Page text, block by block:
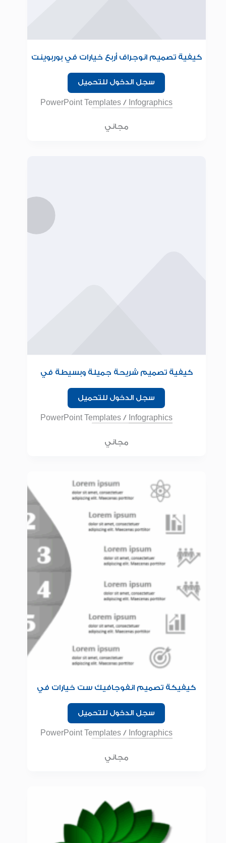
كيفية تصميم انوجراف أربع خيارات في بوربوينت
سجل الدخول للتحميل
PowerPoint Templates/ Infographics
مجاني
كيفية تصميم شريحة جميلة وبسيطة في
سجل الدخول للتحميل
PowerPoint Templates/ Infographics
مجاني
كيفيكة تصميم انفوجافيك ست خيارات في
سجل الدخول للتحميل
PowerPoint Templates/ Infographics
مجاني